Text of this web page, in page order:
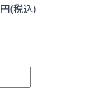
円(税込)